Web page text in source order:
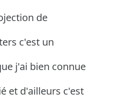
de
c'est un
j'ai bien connue
et d'ailleurs c'est